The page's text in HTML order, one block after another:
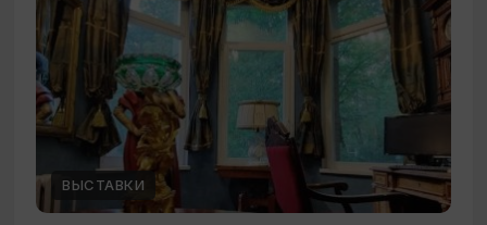
ВЫСТАВКИ